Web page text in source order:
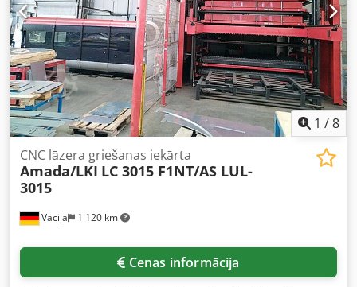
SP gaisa sausētājs Keller dūmgāzu nosūkšanas iekārta tips
Vario T 1.5A Kondicionieris RIEDEL PC 315.21-NE-LAS
Dkodpfx Aovxwytjndjr Lāzera radiācija atbilst 1. klasei
Iekārta tika regulāri apkopta
1 /8
Vācija 1 120 km
CNC lāzera griešanas iekārta
Amada/LKI LC 3015 F1NT/AS LUL-
3015
Cenas informācija